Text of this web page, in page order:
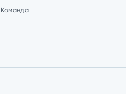
Команда